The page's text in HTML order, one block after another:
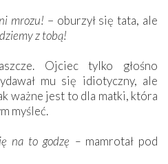
mrozu! – oburzył się tata, ale
z tobą!
Ojciec tylko głośno
mu się idiotyczny, ale
ważne jest to dla matki, która
myśleć.
na to godzę –mamrotał pod